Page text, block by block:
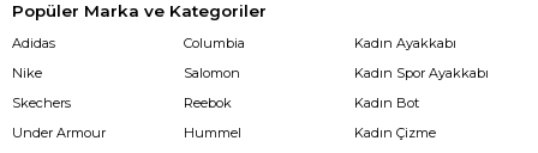
Popüler Marka ve Kategoriler
Adidas
Nike
Skechers
Under Armour
Columbia
Salomon
Reebok
Hummel
Kadın Ayakkabı
Kadın Spor Ayakkabı
Kadın Bot
Kadın Çizme